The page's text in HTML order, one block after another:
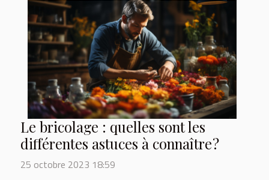
Le bricolage : quelles sont les
différentes astuces à connaître ?
25 octobre 2023 18:59